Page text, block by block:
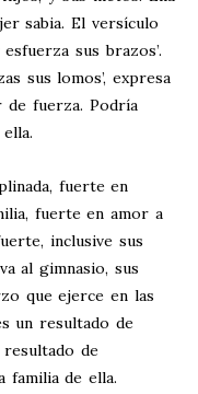
sabia. El versículo
sus brazos’.
sus lomos’, expresa
fuerza. Podría
fuerte en
fuerte en amor a
inclusive sus
al gimnasio, sus
que ejerce en las
un resultado de
de
familia de ella.